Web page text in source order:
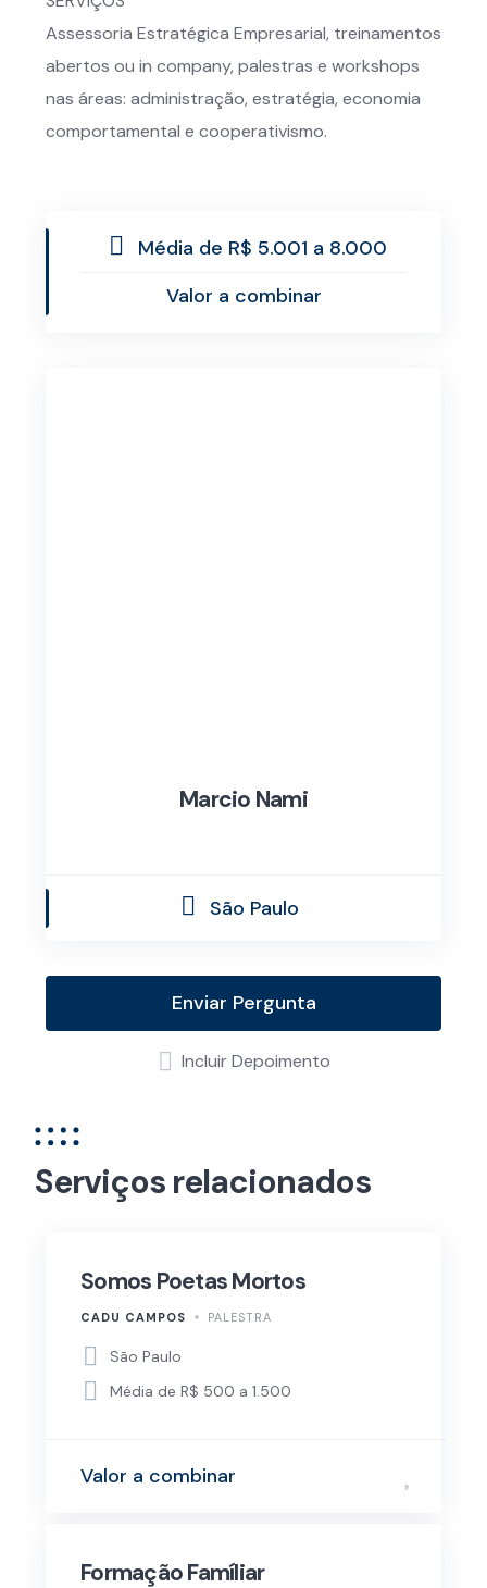
Assessoria Estratégica Empresarial, treinamentos
abertos ou in company, palestras e workshops
nas áreas: administração, estratégia, economia
comportamental e cooperativismo.
Média de R$ 5.001 a 8.000
Valor a combinar
Marcio Nami
São Paulo
Enviar Pergunta
Incluir Depoimento
Serviços relacionados
Somos Poetas Mortos
CADU CAMPOS PALESTRA
São Paulo
Média de R$ 500 a 1.500
Valor a combinar
Formação Famíliar